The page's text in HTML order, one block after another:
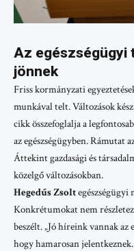
Az egészségügyi
jönnek
Friss kormányzati
munkával telt. Változások
cikk összefoglalja a
az egészségügyben. Rámutat
Áttekint gazdasági és
közelgő változásokban.
Hegedűs Zsolt
Konkrétumokat nem
beszélt. „Jó híreink vannak az
hogy hamarosan